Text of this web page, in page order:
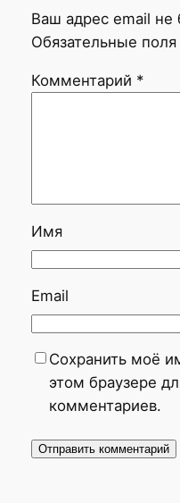
Ваш адрес email не
Обязательные
Комментарий *
Имя
Email
Сохранить моё
этом браузере
комментариев.